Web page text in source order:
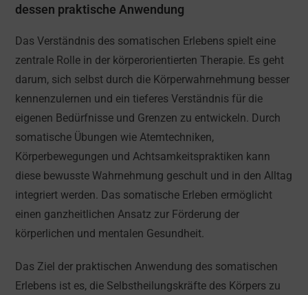
dessen praktische Anwendung
Das Verständnis des somatischen Erlebens spielt eine
zentrale Rolle in der körperorientierten Therapie. Es geht
darum, sich selbst durch die Körperwahrnehmung besser
kennenzulernen und ein tieferes Verständnis für die
eigenen Bedürfnisse und Grenzen zu entwickeln. Durch
somatische Übungen wie Atemtechniken,
Körperbewegungen und Achtsamkeitspraktiken kann
diese bewusste Wahrnehmung geschult und in den Alltag
integriert werden. Das somatische Erleben ermöglicht
einen ganzheitlichen Ansatz zur Förderung der
körperlichen und mentalen Gesundheit.
Das Ziel der praktischen Anwendung des somatischen
Erlebens ist es, die Selbstheilungskräfte des Körpers zu